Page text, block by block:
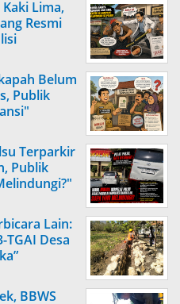
Lima,
Resmi
Belum
Publik
Terparkir
Publik
Lain:
TGAI Desa
BBWS